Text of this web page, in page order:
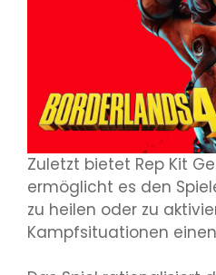
Zuletzt bietet Rep Kit
ermöglicht es den
zu heilen oder zu
Kampfsituationen